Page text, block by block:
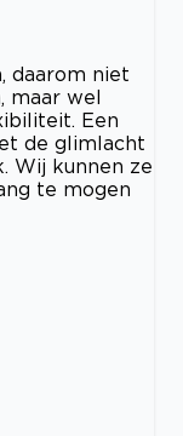
daarom niet
maar wel
Een
de glimlacht
Wij kunnen ze
te mogen